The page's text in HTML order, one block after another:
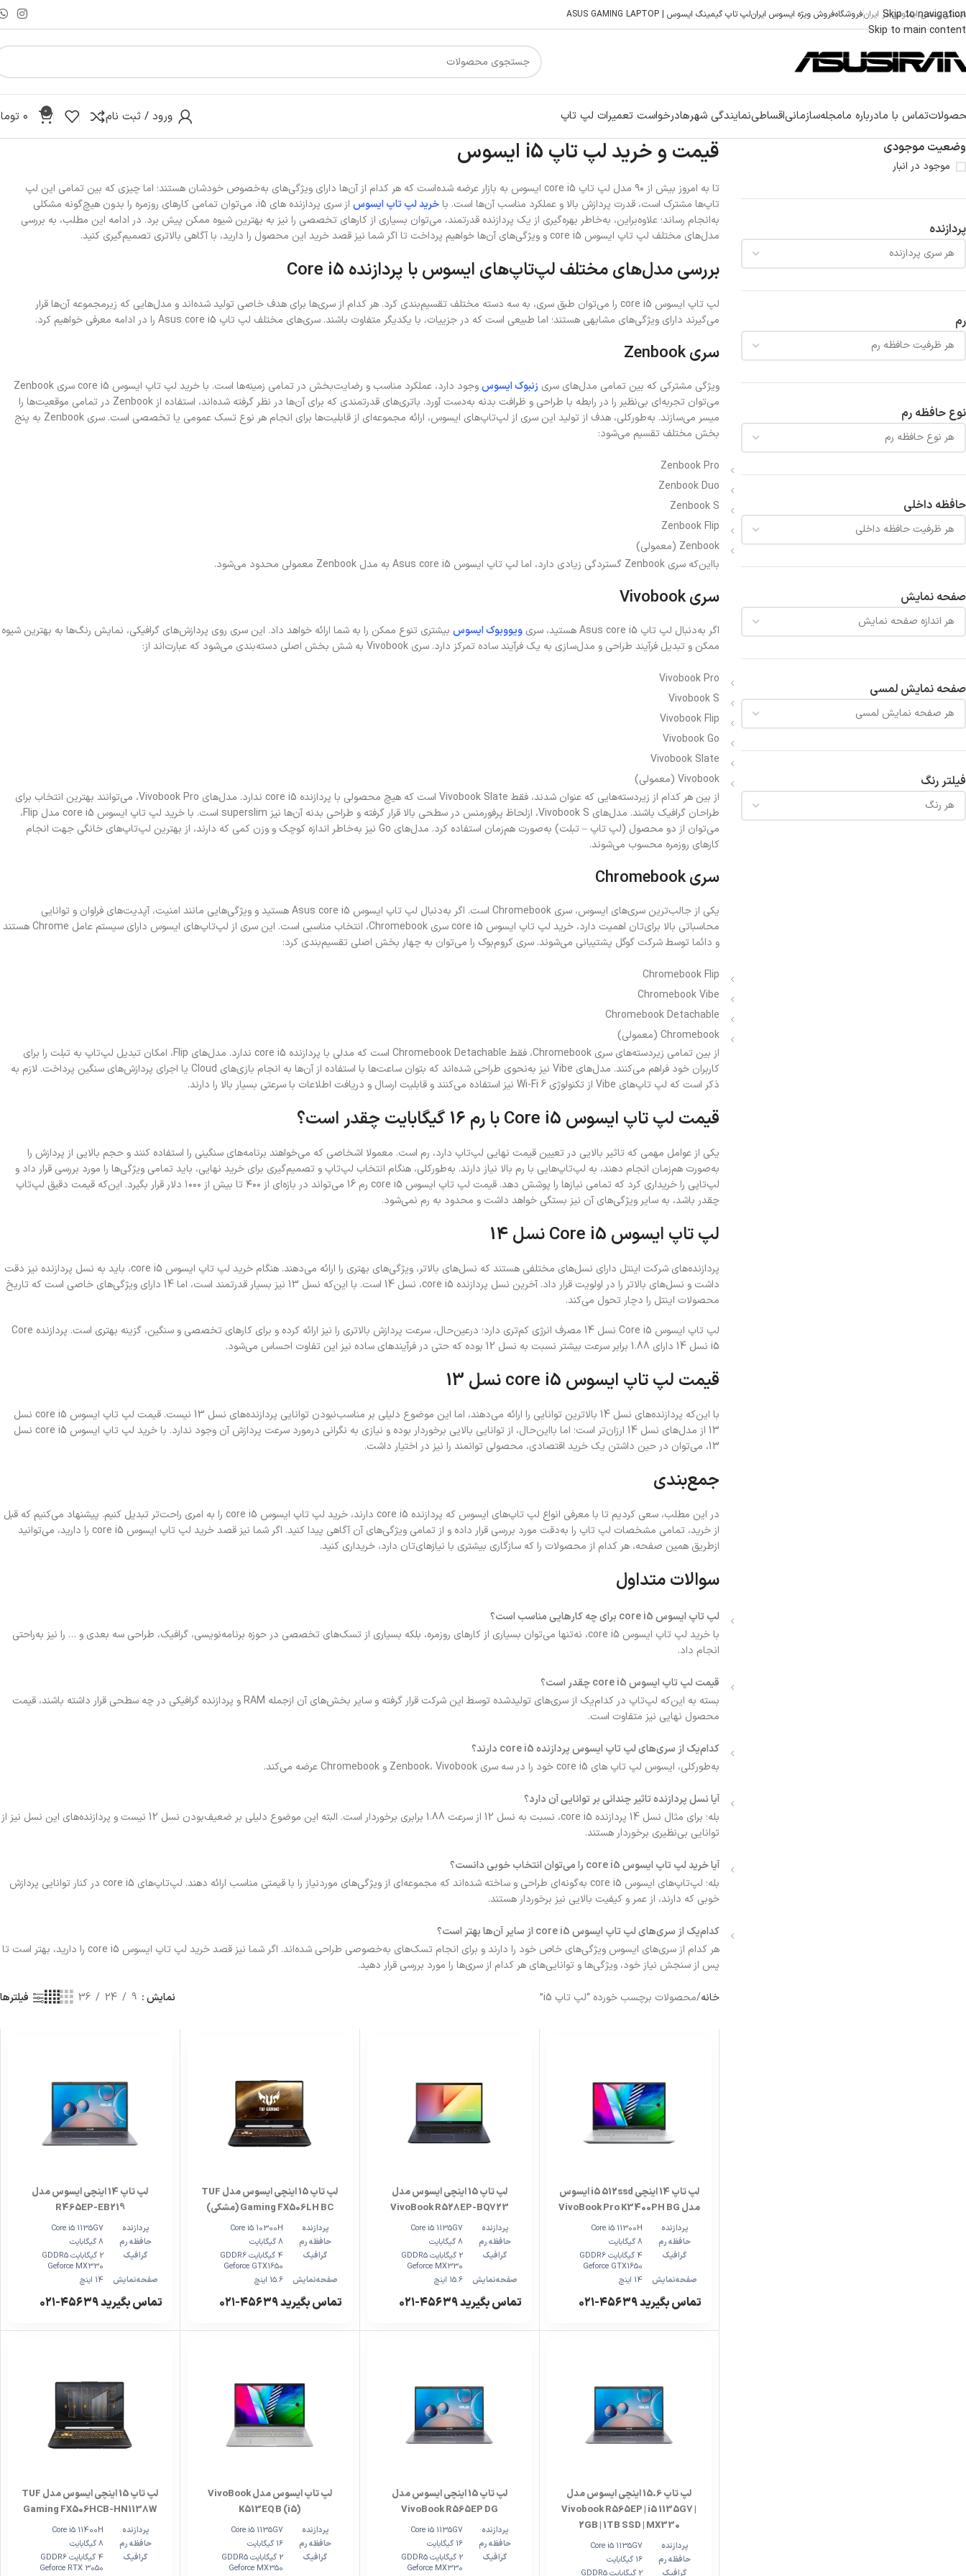
Skip to navigation
Skip to main content
رسمی ایسوس در ایرانفروشگاهفروش ویژه ایسوس ایرانلپ تاپ گیمینگ ایسوس | ASUS GAMING LAPTOP
تماس با مادرباره مامجلهسازمانیاقساطینمایندگی شهرهادرخواست تعمیرات لپ تاپ ورود / ثبت نام 0 ۰
وضعیت موجودی
موجود در انبار
پردازنده
رم
نوع حافظه رم
حافظه داخلی
صفحه نمایش
صفحه نمایش لمسی
فیلتر رنگ
قیمت و خرید لپ تاپ i5 ایسوس
تا به امروز بیش از ۹۰ مدل لپ تاپ core i5 ایسوس به بازار عرضه شده‌است که هر کدام از آن‌ها دارای ویژگی‌های به‌خصوص خودشان هستند؛ اما چیزی که بین تمامی این لپ
تاپ‌ها مشترک است، قدرت پردازش بالا و عملکرد مناسب آن‌ها است. باخرید لپ تاپ ایسوس
از سری پردازنده های i5، می‌توان تمامی کارهای روزمره را بدون هیچ‌گونه مشکلی
به‌انجام رساند؛ علاوه‌براین، به‌خاطر بهره‌گیری از یک پردازنده قدرتمند، می‌توان بسیاری از کارهای تخصصی را نیز به بهترین شیوه ممکن پیش برد. در ادامه این مطلب، به بررسی
مدل‌های مختلف لپ تاپ ایسوس core i5 و ویژگی‌های آن‌ها خواهیم پرداخت تا اگر شما نیز قصد خرید این محصول را دارید، با آگاهی بالاتری تصمیم‌گیری کنید.
بررسی مدل‌های مختلف لپ‌تاپ‌های ایسوس با پردازنده Core i5
لپ تاپ ایسوس core i5 را می‌توان طبق سری‌، به سه دسته مختلف تقسیم‌بندی کرد. هر کدام از سری‌ها برای هدف خاصی تولید شده‌اند و مدل‌هایی که زیرمجموعه آن‌ها قرار
می‌گیرند دارای ویژگی‌های مشابهی هستند؛ اما طبیعی است که در جزییات، با یکدیگر متفاوت باشند. سری‌های مختلف لپ تاپ Asus core i5 را در ادامه معرفی خواهیم کرد.
سری Zenbook
ویژگی مشترکی که بین تمامی مدل‌های سری زنبوک ایسوس
وجود دارد، عملکرد مناسب و رضایت‌بخش در تمامی زمینه‌ها است. با خرید لپ تاپ ایسوس core i5 سری Zenbook
می‌توان تجربه‌ای بی‌نظیر را در رابطه با طراحی و ظرافت بدنه به‌دست آورد. باتری‌های قدرتمندی که برای آن‌ها در نظر گرفته شده‌اند، استفاده از Zenbook در تمامی موقعیت‌ها را
میسر می‌سازند. به‌طورکلی، هدف از تولید این سری از لپ‌تاپ‌های ایسوس، ارائه مجموعه‌ای از قابلیت‌ها برای انجام هر نوع تسک عمومی یا تخصصی است. سری Zenbook به پنج
بخش مختلف تقسیم می‌شود:
Zenbook Pro
Zenbook Duo
Zenbook S
Zenbook Flip
Zenbook (معمولی)
بااین‌که سری Zenbook گستردگی زیادی دارد، اما لپ تاپ ایسوس Asus core i5 به مدل Zenbook معمولی محدود می‌شود.
سری Vivobook
اگر به‌دنبال لپ تاپ Asus core i5 هستید، سری ویووبوک ایسوس بیشتری تنوع ممکن را به شما ارائه خواهد داد. این سری روی پردازش‌های گرافیکی، نمایش رنگ‌ها به بهترین شیوه
ممکن و تبدیل فرآیند طراحی و مدل‌سازی به یک فرآیند ساده تمرکز دارد. سری Vivobook به شش بخش اصلی دسته‌بندی می‌شود که عبارت‌اند از:
Vivobook Pro
Vivobook S
Vivobook Flip
Vivobook Go
Vivobook Slate
Vivobook (معمولی)
از بین هر کدام از زیردسته‌هایی که عنوان شدند، فقط Vivobook Slate است که هیچ محصولی با پردازنده core i5 ندارد. مدل‌های Vivobook Pro، می‌توانند بهترین انتخاب برای
طراحان گرافیک باشند. مدل‌های Vivobook S، ازلحاظ پرفورمنس در سطحی بالا قرار گرفته و طراحی بدنه آن‌ها نیز superslim است. با خرید لپ تاپ ایسوس core i5 مدل Flip،
می‌توان از دو محصول (لپ تاپ – تبلت) به‌صورت هم‌زمان استفاده کرد. مدل‌های Go نیز به‌خاطر اندازه کوچک و وزن کمی که دارند، از بهترین لپ‌‌تاپ‌های خانگی جهت انجام
کارهای روزمره محسوب می‌شوند.
سری Chromebook
یکی از جالب‌ترین سری‌های ایسوس، سری Chromebook است. اگر به‌دنبال لپ تاپ ایسوس Asus core i5 هستید و ویژگی‌هایی مانند امنیت، آپدیت‌های فراوان و توانایی
محاسباتی بالا برای‌تان اهمیت دارد، خرید لپ تاپ ایسوس core i5 سری Chromebook، انتخاب مناسبی است. این سری از لپ‌تاپ‌های ایسوس دارای سیستم‌ عامل Chrome هستند
و دائما توسط شرکت گوگل پشتیبانی می‌شوند. سری کروم‌بوک را می‌توان به چهار بخش اصلی تقسیم‌بندی کرد:
Chromebook Flip
Chromebook Vibe
Chromebook Detachable
Chromebook (معمولی)
از بین تمامی زیردسته‌های سری Chromebook، فقط Chromebook Detachable است که مدلی با پردازنده core i5 ندارد. مدل‌های Flip، امکان تبدیل لپ‌تاپ به تبلت را برای
کاربران خود فراهم می‌کنند. مدل‌های Vibe نیز به‌نحوی طراحی شده‌اند که بتوان ساعت‌ها با استفاده از آن‌ها به انجام بازی‌های Cloud یا اجرای پردازش‌های سنگین پرداخت. لازم به
ذکر است که لپ تاپ‌های Vibe از تکنولوژی Wi-Fi 6 نیز استفاده می‌کنند و قابلیت ارسال و دریافت اطلاعات با سرعتی بسیار بالا را دارند.
قیمت لپ تاپ ایسوس Core i5 با رم 16 گیگابایت چقدر است؟
یکی از عوامل مهمی که تاثیر بالایی در تعیین قیمت نهایی لپ‌تاپ دارد، رم است. معمولا اشخاصی که می‌خواهند برنامه‌های سنگینی را استفاده کنند و حجم بالایی از پردازش را
به‌صورت هم‌زمان انجام دهند، به لپ‌تاپ‌هایی با رم بالا نیاز دارند. به‌طورکلی، هنگام انتخاب لپ‌تاپ و تصمیم‌گیری برای خرید نهایی، باید تمامی ویژگی‌ها را مورد بررسی قرار داد و
لپ‌تاپی را خریداری کرد که تمامی نیازها را پوشش دهد. قیمت لپ تاپ ایسوس core i5 رم 16 می‌تواند در بازه‌ای از ۴۰۰ تا بیش از ۱۰۰۰ دلار قرار بگیرد. این‌که قیمت دقیق لپ‌تاپ
چقدر باشد، به سایر ویژگی‌های آن نیز بستگی خواهد داشت و محدود به رم نمی‌شود.
لپ تاپ ایسوس Core i5 نسل 14
پردازنده‌های شرکت اینتل دارای نسل‌های مختلفی هستند که نسل‌های بالاتر، ویژگی‌های بهتری را ارائه می‌دهند. هنگام خرید لپ تاپ ایسوس core i5، باید به نسل پردازنده نیز دقت
داشت و نسل‌های بالاتر را در اولویت قرار داد. آخرین نسل پردازنده core i5، نسل 14 است. با این‌که نسل 13 نیز بسیار قدرتمند است، اما 14 دارای ویژگی‌های خاصی است که تاریخ
محصولات اینتل را دچار تحول می‌کند.
لپ تاپ ایسوس Core i5 نسل 14 مصرف انرژی کم‌تری دارد؛ درعین‌حال، سرعت پردازش بالاتری را نیز ارائه کرده و برای کارهای تخصصی و سنگین، گزینه بهتری است. پردازنده Core
i5 نسل 14 دارای 1.88 برابر سرعت بیشتر نسبت به نسل 12 بوده که حتی در فرآیندهای ساده نیز این تفاوت احساس می‌شود.
قیمت لپ تاپ ایسوس core i5 نسل 13
با این‌که پردازنده‌های نسل 14 بالاترین توانایی را ارائه می‌دهند، اما این موضوع دلیلی بر مناسب‌نبودن توانایی پردازنده‌های نسل 13 نیست. قیمت لپ تاپ ایسوس core i5 نسل
13 از مدل‌های نسل 14 ارزان‌تر است؛ اما بااین‌حال، از توانایی بالایی برخوردار بوده و نیازی به نگرانی درمورد سرعت پردازش آن وجود ندارد. با خرید لپ تاپ ایسوس core i5 نسل
13، می‌توان در حین داشتن یک خرید اقتصادی، محصولی توانمند را نیز در اختیار داشت.
جمع‌بندی
در این مطلب، سعی کردیم تا با معرفی انواع لپ تاپ‌های ایسوس که پردازنده core i5 دارند، خرید لپ تاپ ایسوس core i5 را به امری راحت‌تر تبدیل کنیم. پیشنهاد می‌کنیم که قبل
از خرید، تمامی مشخصات لپ تاپ را به‌دقت مورد بررسی قرار داده و از تمامی ویژگی‌های آن آگاهی پیدا کنید. اگر شما نیز قصد خرید لپ تاپ ایسوس core i5 را دارید، می‌توانید
ازطریق همین صفحه، هر کدام از محصولات را که سازگاری بیشتری با نیازهای‌تان دارد، خریداری کنید.
سوالات متداول
لپ تاپ ایسوس core i5 برای چه کارهایی مناسب است؟
با خرید لپ تاپ ایسوس core i5، نه‌تنها می‌توان بسیاری از کارهای روزمره، بلکه بسیاری از تسک‌های تخصصی در حوزه برنامه‌نویسی، گرافیک، طراحی سه بعدی و … را نیز به‌راحتی
انجام داد.
قیمت لپ تاپ ایسوس core i5 چقدر است؟
بسته به این‌که لپ‌تاپ در کدام‌یک از سری‌های تولیدشده توسط این شرکت قرار گرفته و سایر بخش‌های آن ازجمله RAM و پردازنده گرافیکی در چه سطحی قرار داشته باشند، قیمت
محصول نهایی نیز متفاوت است.
کدام‌یک از سری‌های لپ تاپ ایسوس پردازنده core i5 دارند؟
به‌طورکلی، ایسوس لپ تاپ های core i5 خود را در سه سری Zenbook، Vivobook و Chromebook عرضه می‌کند.
آیا نسل پردازنده تاثیر چندانی بر توانایی آن دارد؟
بله؛ برای مثال نسل 14 پردازنده core i5، نسبت به نسل 12 از سرعت 1.88 برابری برخوردار است. البته این موضوع دلیلی بر ضعیف‌بودن نسل 12 نیست و پردازنده‌های این نسل نیز از
توانایی بی‌نظیری برخوردار هستند.
آیا خرید لپ تاپ ایسوس core i5 را می‌توان انتخاب خوبی دانست؟
بله؛ لپ‌تاپ‌های ایسوس core i5 به‌گونه‌ای طراحی و ساخته شده‌اند که مجموعه‌ای از ویژگی‌های موردنیاز را با قیمتی مناسب ارائه دهند. لپ‌تاپ‌های core i5 در کنار توانایی پردازش
خوبی که دارند، از عمر و کیفیت بالایی نیز برخوردار هستند.
کدام‌یک از سری‌های لپ تاپ ایسوس core i5 از سایر آن‌ها بهتر است؟
هر کدام از سری‌های ایسوس ویژگی‌های خاص خود را دارند و برای انجام تسک‌های به‌خصوصی طراحی شده‌اند. اگر شما نیز قصد خرید لپ تاپ ایسوس core i5 را دارید، بهتر است تا
پس از سنجش نیاز خود، ویژگی‌ها و توانایی‌های هر کدام از سری‌ها را مورد بررسی قرار دهید.
خانه محصولات برچسب خورده “لپ تاپ i5” نمایش 9
24
36 فیلترها
لپ تاپ 14 اینچی i5 512ssd ایسوس
مدل VivoBook Pro K3400PH BG
پردازنده
Core i5 11300H
حافظه رم
8 گیگابایت
گرافیک
4 گیگابایت GDDR6
Geforce GTX1650
صفحه‌نمایش
14 اینچ
تماس بگیرید ۴۵۶۳۹-۰۲۱
لپ تاپ 15 اینچی ایسوس مدل
VivoBook R528EP-BQ723
پردازنده
Core i5 1135G7
حافظه رم
8 گیگابایت
گرافیک
2 گیگابایت GDDR5
Geforce MX330
صفحه‌نمایش
15.6 اینچ
تماس بگیرید ۴۵۶۳۹-۰۲۱
لپ تاپ 15 اینچی ایسوس مدل TUF
Gaming FX506LH BC (مشکی)
پردازنده
Core i5 10300H
حافظه رم
8 گیگابایت
گرافیک
4 گیگابایت GDDR6
Geforce GTX1650
صفحه‌نمایش
15.6 اینچ
تماس بگیرید ۴۵۶۳۹-۰۲۱
لپ تاپ 14 اینچی ایسوس مدل
R465EP-EB219
پردازنده
Core i5 1135G7
حافظه رم
8 گیگابایت
گرافیک
2 گیگابایت GDDR5
Geforce MX330
صفحه‌نمایش
14 اینچ
تماس بگیرید ۴۵۶۳۹-۰۲۱
لپ تاپ 15.6 اینچی ایسوس مدل
Vivobook R565EP | i5 1135G7 |
2GB | 1TB SSD | MX330
پردازنده
Core i5 1135G7
حافظه رم
16 گیگابایت
گرافیک
2 گیگابایت GDDR5
لپ تاپ 15 اینچی ایسوس مدل
VivoBook R565EP DG
پردازنده
Core i5 1135G7
حافظه رم
16 گیگابایت
گرافیک
2 گیگابایت GDDR5
Geforce MX330
لپ تاپ ایسوس مدل VivoBook
K513EQ B (i5)
پردازنده
Core i5 1135G7
حافظه رم
16 گیگابایت
گرافیک
2 گیگابایت GDDR5
Geforce MX350
لپ تاپ 15 اینچی ایسوس مدل TUF
Gaming FX506HCB-HN1138W
پردازنده
Core i5 11400H
حافظه رم
8 گیگابایت
گرافیک
4 گیگابایت GDDR6
Geforce RTX 3050